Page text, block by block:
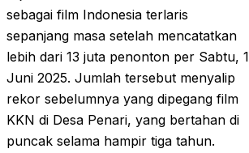
sebagai film Indonesia terlaris
sepanjang masa setelah mencatatkan
lebih dari 13 juta penonton per Sabtu, 1
Juni 2025. Jumlah tersebut menyalip
rekor sebelumnya yang dipegang film
KKN di Desa Penari, yang bertahan di
puncak selama hampir tiga tahun.